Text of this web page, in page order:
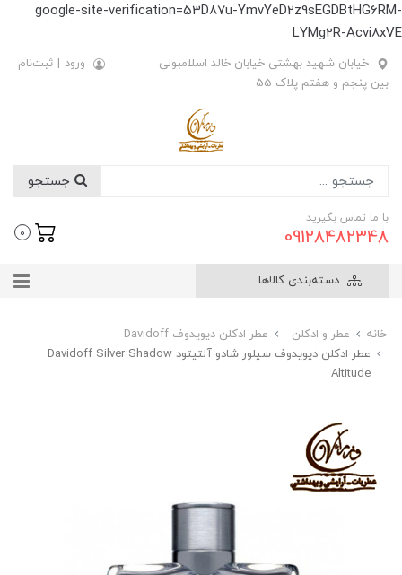
google-site-verification=53D87u-YmvYeD2z9sEGDBtHG6RM-
LYMg2R-Acvi8xVE
خیابان شهید بهشتی خیابان خالد اسلامبولی
بین پنجم و هفتم پلاک 55
ورود | ثبت‌نام
با ما تماس بگیرید
09128482348
0
دسته‌بندی کالاها
خانه عطر و ادکلن
عطر ادکلن دیویدوف Davidoff
عطر ادکلن دیویدوف سیلور شادو آلتیتود Davidoff Silver Shadow
Altitude